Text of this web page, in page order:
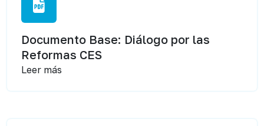
Documento Base: Diálogo por las
Reformas CES
Leer más